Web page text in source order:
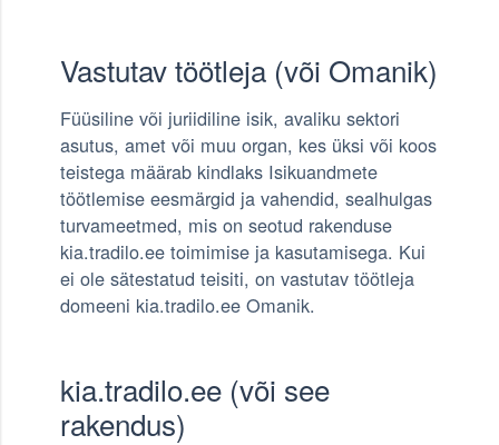
Vastutav töötleja (või Omanik)
Füüsiline või juriidiline isik, avaliku sektori
asutus, amet või muu organ, kes üksi või koos
teistega määrab kindlaks Isikuandmete
töötlemise eesmärgid ja vahendid, sealhulgas
turvameetmed, mis on seotud rakenduse
kia.tradilo.ee toimimise ja kasutamisega. Kui
ei ole sätestatud teisiti, on vastutav töötleja
domeeni kia.tradilo.ee Omanik.
kia.tradilo.ee (või see
rakendus)